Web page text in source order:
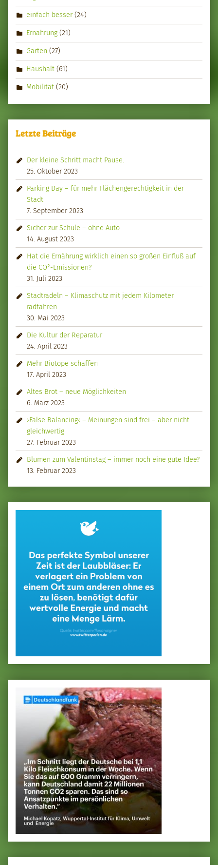
einfach besser(24)
Ernährung (21)
Garten (27)
Haushalt (61)
Mobilität (20)
Letzte Beiträge
Der kleine Schritt macht Pause.
25. Oktober 2023
Parking Day – für mehr Flächengerechtigkeit in der
Stadt
7. September 2023
Sicher zur Schule – ohne Auto
14. August 2023
Hat die Ernährung wirklich einen so großen Einfluß auf
die CO²-Emissionen?
31. Juli 2023
Stadtradeln – Klimaschutz mit jedem Kilometer
radfahren
30. Mai 2023
Die Kultur der Reparatur
24. April 2023
Mehr Biotope schaffen
17. April 2023
Altes Brot – neue Möglichkeiten
6. März 2023
›False Balancing‹ – Meinungen sind frei – aber nicht
gleichwertig
27. Februar 2023
Blumen zum Valentinstag – immer noch eine gute Idee?
13. Februar 2023